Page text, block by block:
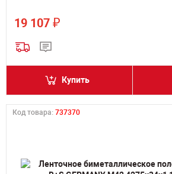
19 107 ₽
Купить
Код товара: 737370